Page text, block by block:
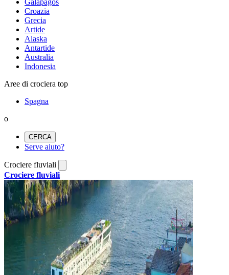
Croazia
Grecia
Artide
Alaska
Antartide
Australia
Indonesia
Aree di crociera top
Spagna
o
CERCA
Serve aiuto?
Crociere fluviali
Crociere fluviali